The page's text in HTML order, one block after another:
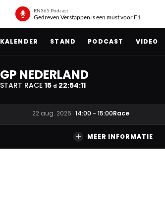
RN365 Podcast
Gedreven Verstappen is een must voor F1
KALENDER STAND PODCAST VIDEO
GP NEDERLAND
START RACE 15 d 22:54:10
22 aug. 2026 14:00 - 15:00Race
MEER INFORMATIE